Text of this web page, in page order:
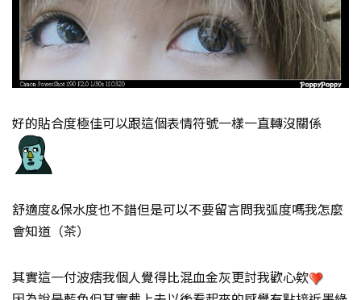
好的貼合度極佳可以跟這個表情符號一樣一直轉沒關係
舒適度&保水度也不錯但是可以不要留言問我弧度嗎我怎麼
會知道（茶）
其實這一付波痞我個人覺得比混血金灰更討我歡心欸